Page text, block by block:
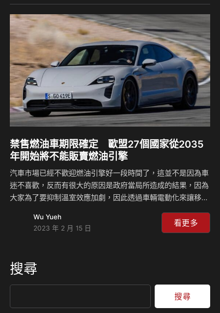
話，還需要付出很大的心力才可以。 而雖然整個集團已經針
對電動化做出了承諾，但是Honda執行長三部敏宏認為直到
2040年，甚至是在這之後，內燃機引擎依舊可以存在，他表
示：「隨著我們向碳中和邁進，我們專注於電動化以及燃料電
池，這是未來移動市場的兩個核心組成…
禁售燃油車期限確定 歐盟27個國家從2035
年開始將不能販賣燃油引擎
汽車市場已經不歡迎燃油引擎好一段時間了，這並不是因為車
迷不喜歡，反而有很大的原因是政府當局所造成的結果，因為
大家為了要抑制溫室效應加劇，因此透過車輛電動化來讓移動
車款的期限，現在歐盟也已經批准了一項新的法律，到了
2035年之後，歐盟當中的27個會員國將禁止銷售全新的汽油
車款之外，汽車製造商將被要求其新車減少100%的二氧化碳
排放，這意味著汽車製造商在歐洲販賣的新車都必須是零碳排
的車款，而且與2021年的碳排放量水準相比，從2030年開…
Wu Yueh
2023 年 2 月 15 日
看更多
搜尋
搜尋